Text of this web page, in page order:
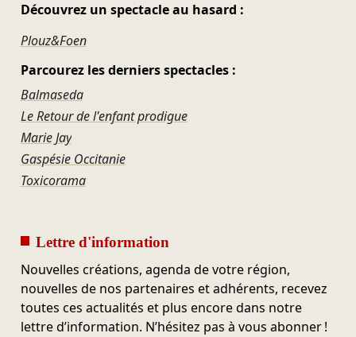
Découvrez un spectacle au hasard :
Plouz&Foen
Parcourez les derniers spectacles :
Balmaseda
Le Retour de l'enfant prodigue
Marie Jay
Gaspésie Occitanie
Toxicorama
Lettre d'information
Nouvelles créations, agenda de votre région,
nouvelles de nos partenaires et adhérents, recevez
toutes ces actualités et plus encore dans notre
lettre d’information. N’hésitez pas à vous abonner !